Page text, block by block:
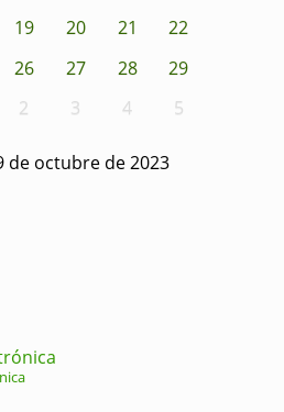
19 20 21
22
26 27 28
29
2 3 4 5
de octubre de 2023